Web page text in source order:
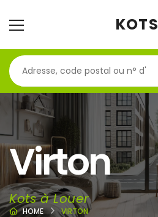
KOTS
Virton
Kots à Louer
HOME VIRTON